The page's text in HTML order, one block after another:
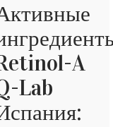
A
Lab